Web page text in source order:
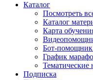
Каталог
Посмотреть
Каталог
Карта
Бот-помощник
График
Тематические
Подписка